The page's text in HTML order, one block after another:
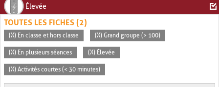
Élevée
TOUTES LES FICHES (2)
(X) En classe et hors classe (X) Grand groupe (> 100)
(X) En plusieurs séances (X) Élevée
(X) Activités courtes (< 30 minutes)